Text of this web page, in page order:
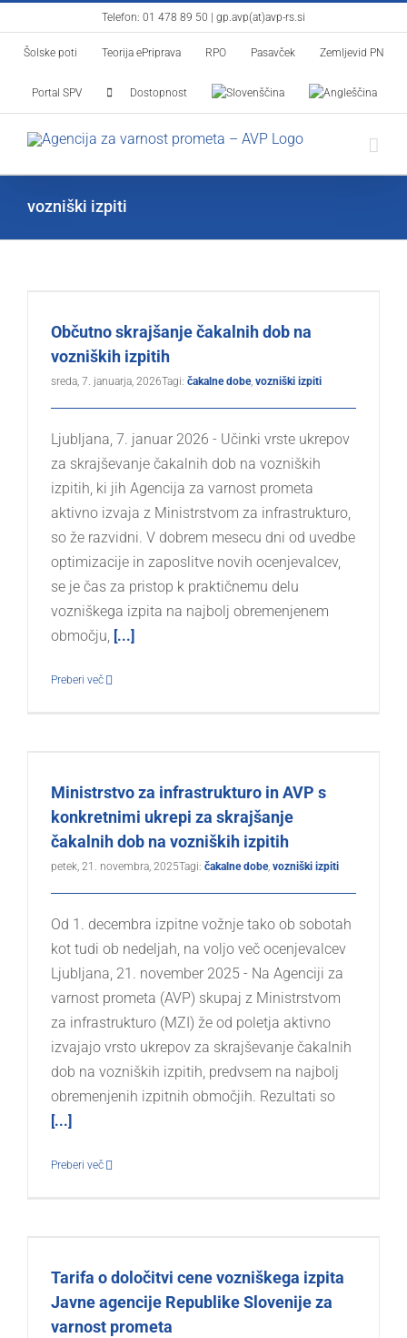
to
content
Telefon: 01 478 89 50 gp.avp(at)avp-rs.si
Šolske poti Teorija ePriprava RPO Pasavček Zemljevid PN
Portal SPV Dostopnost
vozniški izpiti
Občutno skrajšanje čakalnih dob na
vozniških izpitih
sreda, 7. januarja, 2026Tagi: čakalne dobe, vozniški izpiti
Ljubljana, 7. januar 2026 - Učinki vrste ukrepov
za skrajševanje čakalnih dob na vozniških
izpitih, ki jih Agencija za varnost prometa
aktivno izvaja z Ministrstvom za infrastrukturo,
so že razvidni. V dobrem mesecu dni od uvedbe
optimizacije in zaposlitve novih ocenjevalcev,
se je čas za pristop k praktičnemu delu
vozniškega izpita na najbolj obremenjenem
območju, [...]
Preberi več
Ministrstvo za infrastrukturo in AVP s
konkretnimi ukrepi za skrajšanje
čakalnih dob na vozniških izpitih
petek, 21. novembra, 2025Tagi: čakalne dobe, vozniški izpiti
Od 1. decembra izpitne vožnje tako ob sobotah
kot tudi ob nedeljah, na voljo več ocenjevalcev
Ljubljana, 21. november 2025 - Na Agenciji za
varnost prometa (AVP) skupaj z Ministrstvom
za infrastrukturo (MZI) že od poletja aktivno
izvajajo vrsto ukrepov za skrajševanje čakalnih
dob na vozniških izpitih, predvsem na najbolj
obremenjenih izpitnih območjih. Rezultati so
[...]
Preberi več
Tarifa o določitvi cene vozniškega izpita
Javne agencije Republike Slovenije za
varnost prometa